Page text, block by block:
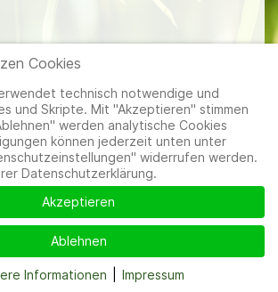
|Datenschutzerklärung|Cookie-
Datenschutzeinstellungen
Cookies
technisch notwendige und
und Skripte. Mit "Akzeptieren" stimmen
werden analytische Cookies
können jederzeit unten unter
widerrufen werden.
Datenschutzerklärung.
Akzeptieren
Ablehnen
Informationen Impressum